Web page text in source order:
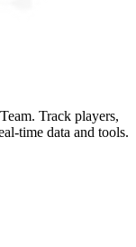
Track players,
time data and tools.